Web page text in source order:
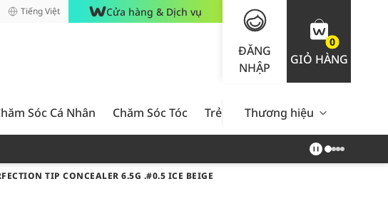
Tiếng Việt Cửa hàng & Dịch vụ
ĐĂNG
NHẬP
0
GIỎ HÀNG
Sóc Cá Nhân Chăm Sóc Tóc Trẻ Em Nam Giới Chăm Sóc
Thương hiệu
TIP CONCEALER 6.5G .#0.5 ICE BEIGE